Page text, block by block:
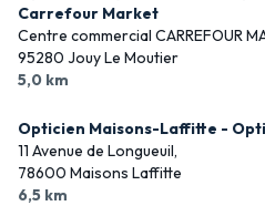
Carrefour Market
Centre commercial CARREFOUR
95280 Jouy Le Moutier
5,0 km
Opticien Maisons-Laffitte -
11 Avenue de Longueuil,
78600 Maisons Laffitte
6,5 km